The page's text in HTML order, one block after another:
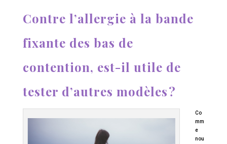
Contre l’allergie à la bande
fixante des bas de
contention, est-il utile de
tester d’autres modèles ?
Co
mm
e
nou